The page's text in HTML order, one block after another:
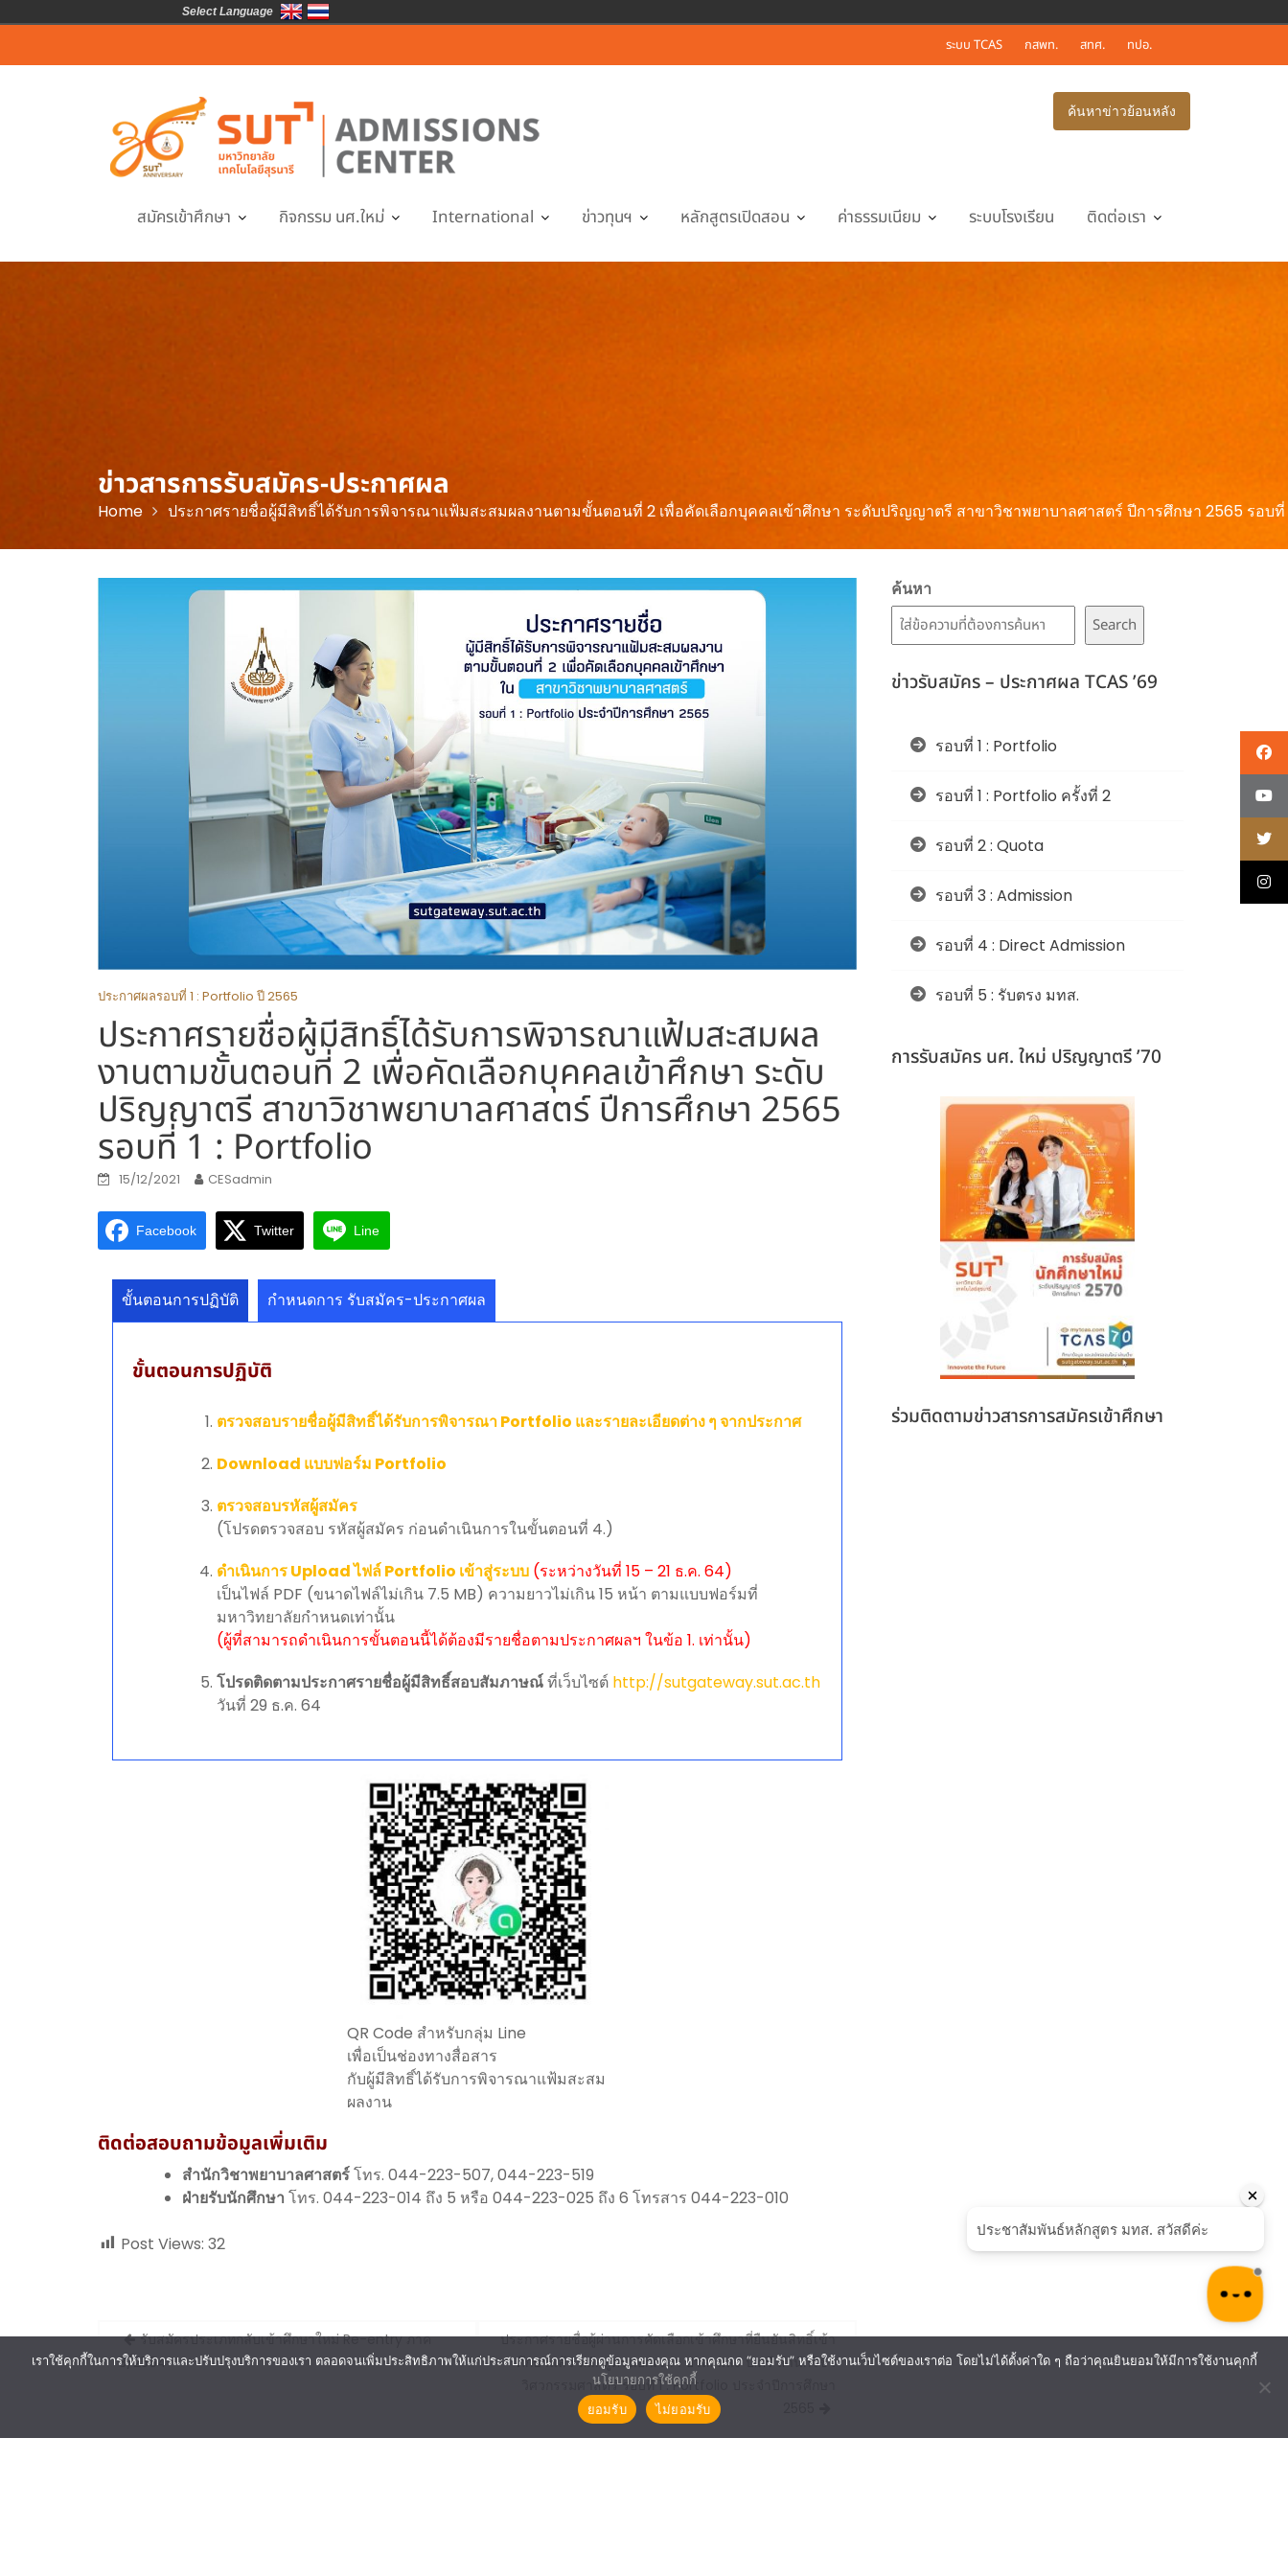
ระบบ TCAS กสพท. สทศ. ทปอ.
ค้นหาข่าวย้อนหลัง
สมัครเข้าศึกษา กิจกรรม นศ.ใหม่ International ข่าวทุนฯ หลักสูตรเปิดสอน ค่าธรรมเนียม ระบบโรงเรียน ติดต่อเรา
ข่าวสารการรับสมัคร-ประกาศผล
Home ประกาศรายชื่อผู้มีสิทธิ์ได้รับการพิจารณาแฟ้มสะสมผลงานตามขั้นตอนที่ 2 เพื่อคัดเลือกบุคคลเข้าศึกษา ระดับปริญญาตรี สาขาวิชาพยาบาลศาสตร์ ปีการศึกษา 2565 รอบที่
ประกาศผลรอบที่ 1 : Portfolio ปี 2565
ประกาศรายชื่อผู้มีสิทธิ์ได้รับการพิจารณาแฟ้มสะสมผล
งานตามขั้นตอนที่ 2 เพื่อคัดเลือกบุคคลเข้าศึกษา ระดับ
ปริญญาตรี สาขาวิชาพยาบาลศาสตร์ ปีการศึกษา 2565
รอบที่ 1 : Portfolio
15/12/2021 CESadmin
Facebook Twitter Line
ขั้นตอนการปฏิบัติ กำหนดการ รับสมัคร-ประกาศผล
ขั้นตอนการปฏิบัติ
ตรวจสอบรายชื่อผู้มีสิทธิ์ได้รับการพิจารณา Portfolio และรายละเอียดต่าง ๆ จากประกาศ
Download แบบฟอร์ม Portfolio
ตรวจสอบรหัสผู้สมัคร
(โปรดตรวจสอบ รหัสผู้สมัคร ก่อนดำเนินการในขั้นตอนที่ 4.)
ดำเนินการ Upload ไฟล์ Portfolio เข้าสู่ระบบ (ระหว่างวันที่ 15 – 21 ธ.ค. 64)
เป็นไฟล์ PDF (ขนาดไฟล์ไม่เกิน 7.5 MB) ความยาวไม่เกิน 15 หน้า ตามแบบฟอร์มที่
มหาวิทยาลัยกำหนดเท่านั้น
(ผู้ที่สามารถดำเนินการขั้นตอนนี้ได้ต้องมีรายชื่อตามประกาศผลฯ ในข้อ 1. เท่านั้น)
โปรดติดตามประกาศรายชื่อผู้มีสิทธิ์สอบสัมภาษณ์ที่เว็บไซต์ http://sutgateway.sut.ac.th
วันที่ 29 ธ.ค. 64
QR Code สำหรับกลุ่ม Line
เพื่อเป็นช่องทางสื่อสาร
กับผู้มีสิทธิ์ได้รับการพิจารณาแฟ้มสะสม
ผลงาน
ติดต่อสอบถามข้อมูลเพิ่มเติม
สำนักวิชาพยาบาลศาสตร์โทร. 044-223-507, 044-223-519
ฝ่ายรับนักศึกษา โทร. 044-223-014 ถึง 5 หรือ 044-223-025 ถึง 6 โทรสาร 044-223-010
Post Views: 32
Post
navigation
รับสมัครประเภทกลับเข้าศึกษาใหม่ Re-entry ภาค
3/2564
ประกาศรายชื่อผู้ผ่านการคัดเลือกเข้าศึกษาที่ยืนยันสิทธิ์เข้า
ศึกษาแล้ว หลักสูตรนอกเวลา ปวส. และ ป.ตรี สำนักวิชา
วิศวกรรมศาสตร์ รอบที่ 1 : Portfolio ประจำปีการศึกษา
ค้นหา
Search
ข่าวรับสมัคร – ประกาศผล TCAS ’69
รอบที่ 1 : Portfolio
รอบที่ 1 : Portfolio ครั้งที่ 2
รอบที่ 2 : Quota
รอบที่ 3 : Admission
รอบที่ 4 : Direct Admission
รอบที่ 5 : รับตรง มทส.
การรับสมัคร นศ. ใหม่ ปริญญาตรี ’70
ร่วมติดตามข่าวสารการสมัครเข้าศึกษา
Select Language
เราใช้คุกกี้ในการให้บริการและปรับปรุงบริการของเรา ตลอดจนเพิ่มประสิทธิภาพให้แก่ประสบการณ์การเรียกดูข้อมูลของคุณ หากคุณกด “ยอมรับ” หรือใช้งานเว็บไซต์ของเราต่อ โดยไม่ได้ตั้งค่าใด ๆ ถือว่าคุณยินยอมให้มีการใช้งานคุกกี้
นโยบายการใช้คุกกี้
ยอมรับ
ไม่ยอมรับ